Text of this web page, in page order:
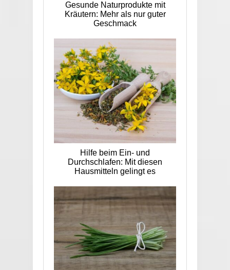
Gesunde Naturprodukte mit
Kräutern: Mehr als nur guter
Geschmack
Hilfe beim Ein- und
Durchschlafen: Mit diesen
Hausmitteln gelingt es